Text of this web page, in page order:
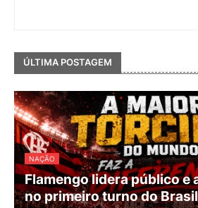
ÚLTIMA POSTAGEM
NAÇÃO
Flamengo lidera público e
no primeiro turno do